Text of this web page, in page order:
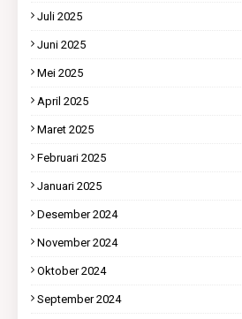
Juli 2025
Juni 2025
Mei 2025
April 2025
Maret 2025
Februari 2025
Januari 2025
Desember 2024
November 2024
Oktober 2024
September 2024